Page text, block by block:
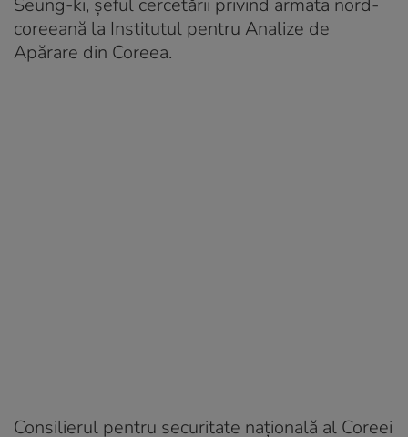
Seung-ki, șeful cercetării privind armata nord-
coreeană la Institutul pentru Analize de
Apărare din Coreea.
Consilierul pentru securitate națională al Coreei